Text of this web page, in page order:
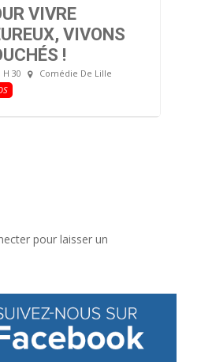
VIVRE
VIVONS
!
H 30
Comédie De Lille
pour laisser un